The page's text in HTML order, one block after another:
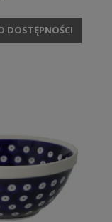
DOSTĘPNOŚCI